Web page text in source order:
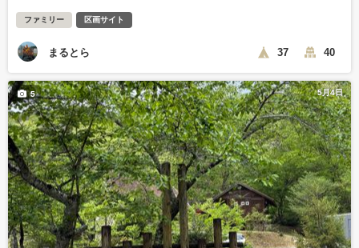
ファミリー 区画サイト
まるとら 37 40
5月4日
5